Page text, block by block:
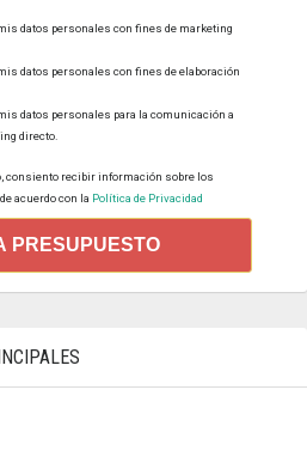
datos personales con fines de marketing
datos personales con fines de elaboración
datos personales para la comunicación a
directo.
consiento recibir información sobre los
acuerdo con la Política de Privacidad
PRESUPUESTO